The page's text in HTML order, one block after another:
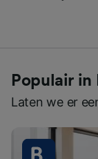
Populair in
Laten we er